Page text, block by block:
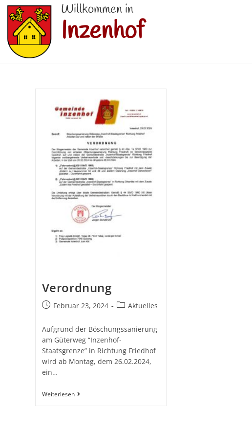
Willkommen in
Inzenhof
Verordnung
Februar 23, 2024 Aktuelles
Aufgrund der Böschungssanierung
am Güterweg “Inzenhof-
Staatsgrenze” in Richtung Friedhof
wird ab Montag, dem 26.02.2024,
ein…
Weiterlesen